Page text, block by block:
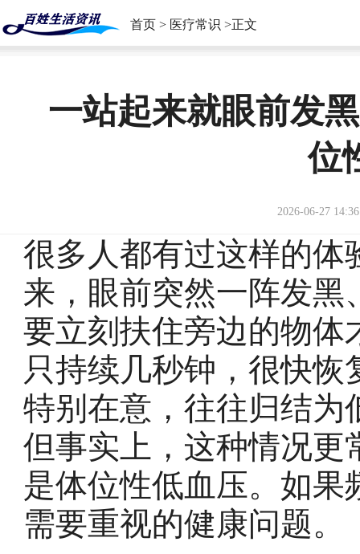
首页 > 医疗常识 >正文
一站起来就眼前发
位
2026-06-27
很多人都有过这样的
来，眼前突然一阵发
要立刻扶住旁边的物
只持续几秒钟，很快
特别在意，往往归结为
但事实上，这种情况
是体位性低血压。如
需要重视的健康问题。